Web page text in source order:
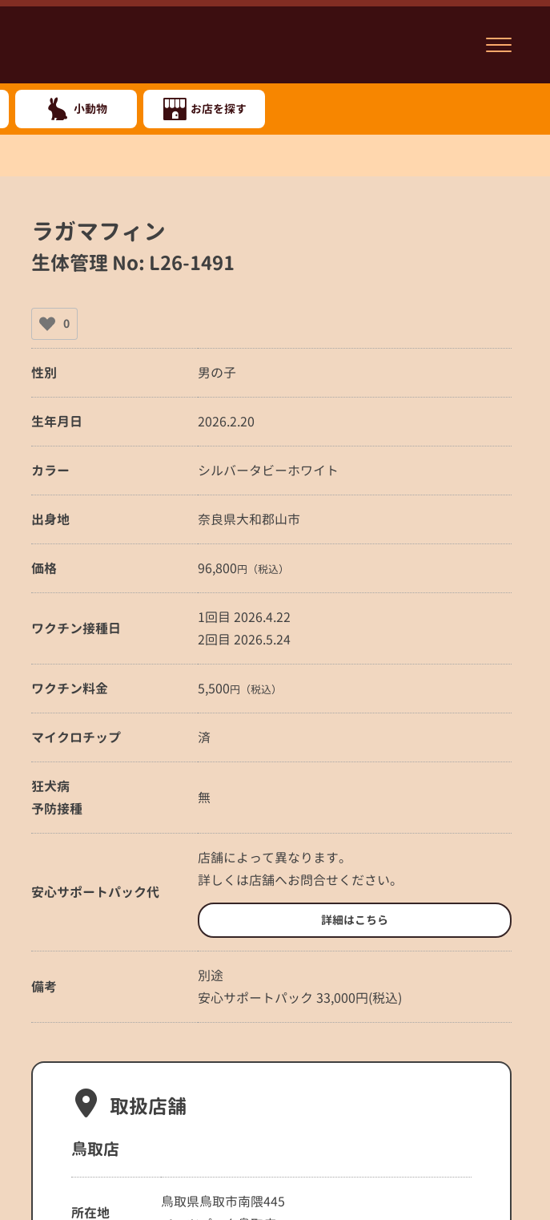
小動物 お店を探す
ラガマフィン
生体管理 No: L26-1491
0
性別 男の子
生年月日 2026.2.20
カラー シルバータビーホワイト
出身地 奈良県大和郡山市
価格 96,800円（税込）
ワクチン接種日
1回目 2026.4.22
2回目 2026.5.24
ワクチン料金 5,500円（税込）
マイクロチップ 済
狂犬病
予防接種
無
安心サポートパック代
店舗によって異なります。
詳しくは店舗へお問合せください。
詳細はこちら
備考
別途
安心サポートパック 33,000円(税込)
取扱店舗
鳥取店
所在地
鳥取県鳥取市南隈445